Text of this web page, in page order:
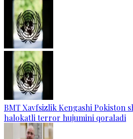
BMT Xavfsizlik Kengashi Pokiston
halokatli terror hujumini qoraladi